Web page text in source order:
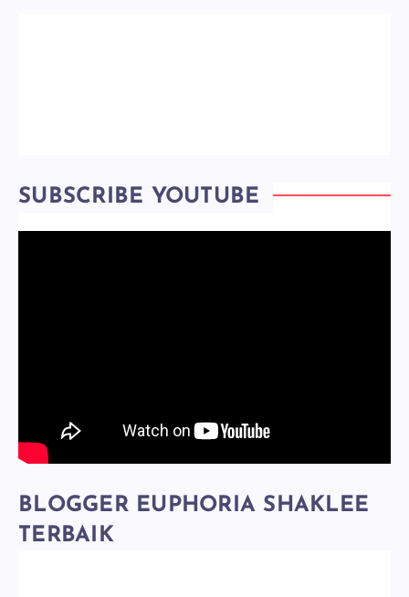
SUBSCRIBE YOUTUBE
BLOGGER EUPHORIA SHAKLEE
TERBAIK